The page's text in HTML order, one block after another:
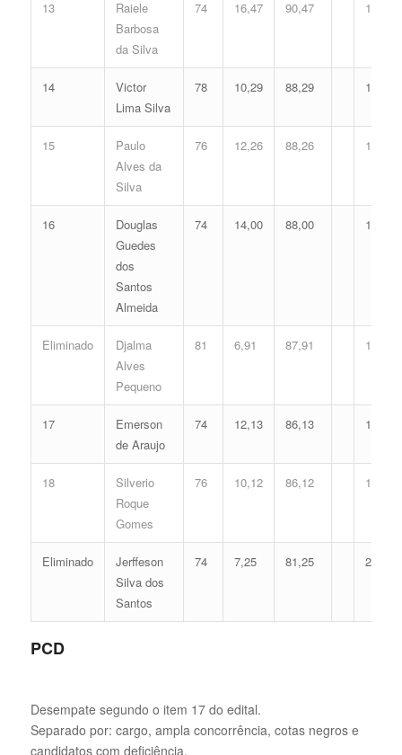
13
Raiele
Barbosa
da Silva
74 16,47 90,47 13
14
Victor
Lima Silva
78 10,29 88,29 14
15
Paulo
Alves da
Silva
76 12,26 88,26 15
16
Douglas
Guedes
dos
Santos
Almeida
74 14,00 88,00 16
Eliminado
Djalma
Alves
Pequeno
81 6,91 87,91 17
17
Emerson
de Araujo
74 12,13 86,13 19
18
Silverio
Roque
Gomes
76 10,12 86,12 18
Eliminado
Jerffeson
Silva dos
Santos
74 7,25 81,25 20
PCD
Desempate segundo o item 17 do edital.
Separado por: cargo, ampla concorrência, cotas negros e
candidatos com deficiência.